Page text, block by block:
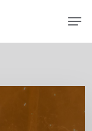
메뉴